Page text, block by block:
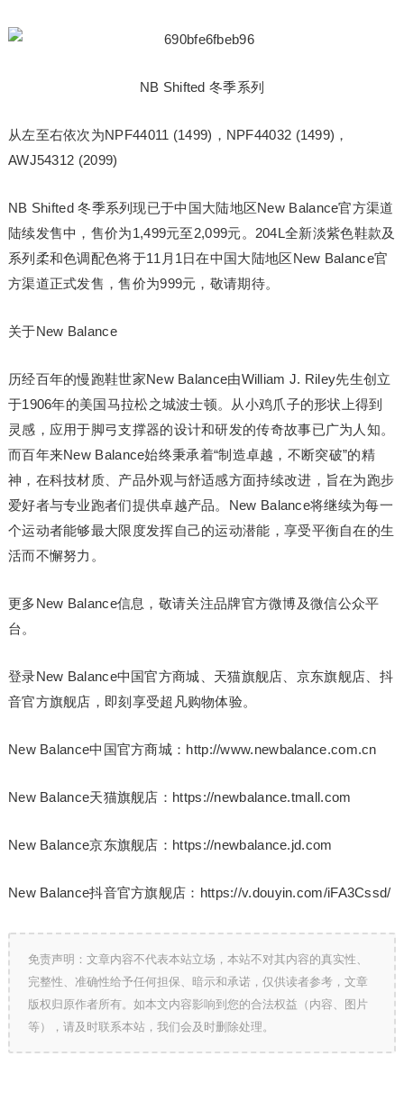
NB Shifted 冬季系列
从左至右依次为NPF44011 (1499)，NPF44032 (1499)，
AWJ54312 (2099)
NB Shifted 冬季系列现已于中国大陆地区New Balance官方渠道
陆续发售中，售价为1,499元至2,099元。204L全新淡紫色鞋款及
系列柔和色调配色将于11月1日在中国大陆地区New Balance官
方渠道正式发售，售价为999元，敬请期待。
关于New Balance
历经百年的慢跑鞋世家New Balance由William J. Riley先生创立
于1906年的美国马拉松之城波士顿。从小鸡爪子的形状上得到
灵感，应用于脚弓支撑器的设计和研发的传奇故事已广为人知。
而百年来New Balance始终秉承着“制造卓越，不断突破”的精
神，在科技材质、产品外观与舒适感方面持续改进，旨在为跑步
爱好者与专业跑者们提供卓越产品。New Balance将继续为每一
个运动者能够最大限度发挥自己的运动潜能，享受平衡自在的生
活而不懈努力。
更多New Balance信息，敬请关注品牌官方微博及微信公众平
台。
登录New Balance中国官方商城、天猫旗舰店、京东旗舰店、抖
音官方旗舰店，即刻享受超凡购物体验。
New Balance中国官方商城：http://www.newbalance.com.cn
New Balance天猫旗舰店：https://newbalance.tmall.com
New Balance京东旗舰店：https://newbalance.jd.com
New Balance抖音官方旗舰店：https://v.douyin.com/iFA3Cssd/
免责声明：文章内容不代表本站立场，本站不对其内容的真实性、
完整性、准确性给予任何担保、暗示和承诺，仅供读者参考，文章
版权归原作者所有。如本文内容影响到您的合法权益（内容、图片
等），请及时联系本站，我们会及时删除处理。